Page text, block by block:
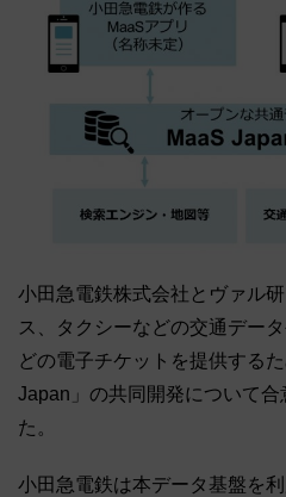
小田急電鉄株式会社とヴァル
ス、タクシーなどの交通デー
どの電子チケットを提供する
Japan」の共同開発について
た。
小田急電鉄は本データ基盤を